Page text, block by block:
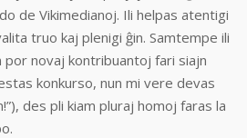
de Vikimedianoj. Ili helpas atentigi
truo kaj plenigi ĝin. Samtempe ili
novaj kontribuantoj fari siajn
konkurso, nun mi vere devas
des pli kiam pluraj homoj faras la